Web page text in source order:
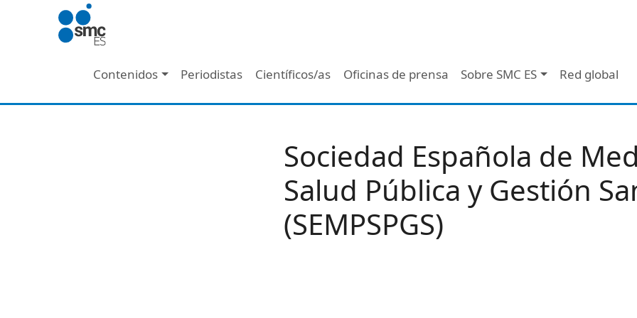
Pasar al contenido principal
Navegación principal - Header
Contenidos Periodistas Científicos/as Oficinas de prensa Sobre SMC ES Red global
Sociedad Española de
Salud Pública y Gestión
(SEMPSPGS)